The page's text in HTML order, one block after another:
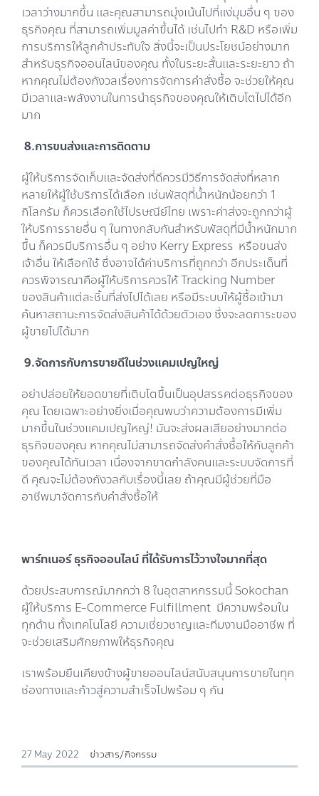
เวลาว่างมากขึ้น และคุณสามารถมุ่งเน้นไปที่แง่มุมอื่น ๆ ของ
ธุรกิจคุณ ที่สามารถเพิ่มมูลค่าขึ้นได้ เช่นไปทำ R&D หรือเพิ่ม
การบริการให้ลูกค้าประทับใจ สิ่งนี้จะเป็นประโยชน์อย่างมาก
สำหรับธุรกิจออนไลน์ของคุณ ทั้งในระยะสั้นและระยะยาว ถ้า
หากคุณไม่ต้องกังวลเรื่องการจัดการคำสั่งซื้อ จะช่วยให้คุณ
มีเวลาและพลังงานในการนำธุรกิจของคุณให้เติบโตไปได้อีก
มาก
8.การขนส่งและการติดตาม
ผู้ให้บริการจัดเก็บและจัดส่งที่ดีควรมีวิธีการจัดส่งที่หลาก
หลายให้ผู้ใช้บริการได้เลือก เช่นพัสดุที่น้ำหนักน้อยกว่า 1
กิโลกรัม ก็ควรเลือกใช้ไปรษณีย์ไทย เพราะค่าส่งจะถูกกว่าผู้
ให้บริการรายอื่น ๆ ในทางกลับกันสำหรับพัสดุที่มีน้ำหนักมาก
ขึ้น ก็ควรมีบริการอื่น ๆ อย่าง Kerry Express หรือขนส่ง
เจ้าอื่น ให้เลือกใช้ ซึ่งอาจได้ค่าบริการที่ถูกกว่า อีกประเด็นที่
ควรพิจารณาคือผู้ให้บริการควรให้ Tracking Number
ของสินค้าแต่ละชิ้นที่ส่งไปได้เลย หรือมีระบบให้ผู้ซื้อเข้ามา
ค้นหาสถานะการจัดส่งสินค้าได้ด้วยตัวเอง ซึ่งจะลดภาระของ
ผู้ขายไปได้มาก
9.จัดการกับการขายดีในช่วงแคมเปญใหญ่
อย่าปล่อยให้ยอดขายที่เติบโตขึ้นเป็นอุปสรรคต่อธุรกิจของ
คุณ โดยเฉพาะอย่างยิ่งเมื่อคุณพบว่าความต้องการมีเพิ่ม
มากขึ้นในช่วงแคมเปญใหญ่! มันจะส่งผลเสียอย่างมากต่อ
ธุรกิจของคุณ หากคุณไม่สามารถจัดส่งคำสั่งซื้อให้กับลูกค้า
ของคุณได้ทันเวลา เนื่องจากขาดกำลังคนและระบบจัดการที่
ดี คุณจะไม่ต้องกังวลกับเรื่องนี้เลย ถ้าคุณมีผู้ช่วยที่มือ
อาชีพมาจัดการกับคำสั่งซื้อให้
พาร์ทเนอร์ ธุรกิจออนไลน์ ที่ได้รับการไว้วางใจมากที่สุด
ด้วยประสบการณ์มากกว่า 8 ในอุตสาหกรรมนี้ Sokochan
ผู้ให้บริการ E-Commerce Fulfillment มีความพร้อมใน
ทุกด้าน ทั้งเทคโนโลยี ความเชี่ยวชาญและทีมงานมืออาชีพ ที่
จะช่วยเสริมศักยภาพให้ธุรกิจคุณ
เราพร้อมยืนเคียงข้างผู้ขายออนไลน์สนับสนุนการขายในทุก
ช่องทางและก้าวสู่ความสำเร็จไปพร้อม ๆ กัน
27 May 2022 ข่าวสาร/กิจกรรม